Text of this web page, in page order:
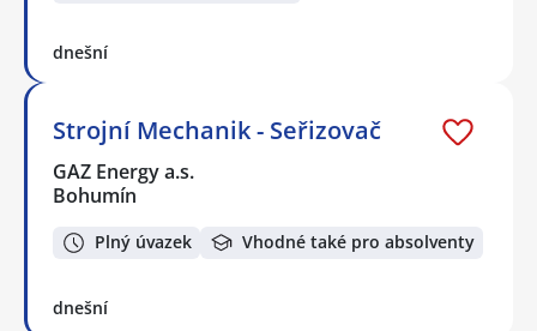
dnešní
Strojní Mechanik - Seřizovač
GAZ Energy a.s.
Bohumín
Plný úvazek Vhodné také pro absolventy
dnešní